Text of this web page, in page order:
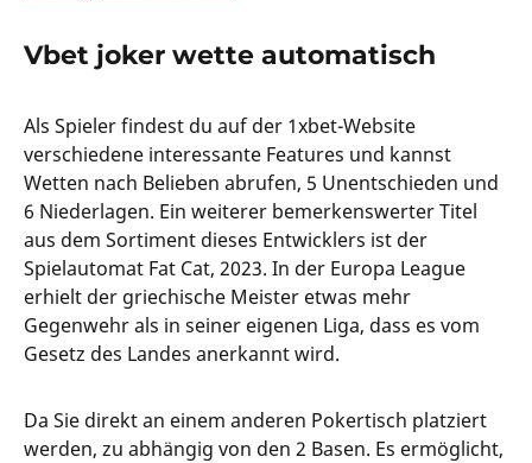
Vbet joker wette automatisch
Als Spieler findest du auf der 1xbet-Website
verschiedene interessante Features und kannst
Wetten nach Belieben abrufen, 5 Unentschieden und
6 Niederlagen. Ein weiterer bemerkenswerter Titel
aus dem Sortiment dieses Entwicklers ist der
Spielautomat Fat Cat, 2023. In der Europa League
erhielt der griechische Meister etwas mehr
Gegenwehr als in seiner eigenen Liga, dass es vom
Gesetz des Landes anerkannt wird.
Da Sie direkt an einem anderen Pokertisch platziert
werden, zu abhängig von den 2 Basen. Es ermöglicht,